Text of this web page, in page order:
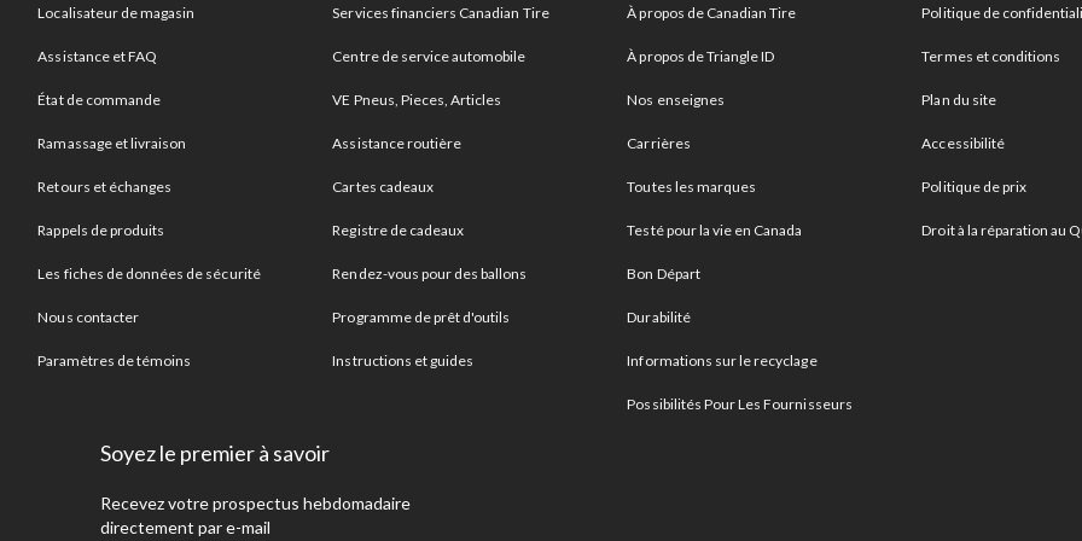
Localisateur de magasin
Assistance et FAQ
État de commande
Ramassage et livraison
Retours et échanges
Rappels de produits
Les fiches de données de sécurité
Nous contacter
Paramètres de témoins
Services financiers Canadian Tire
Centre de service automobile
VE Pneus, Pieces, Articles
Assistance routière
Cartes cadeaux
Registre de cadeaux
Rendez-vous pour des ballons
Programme de prêt d'outils
Instructions et guides
À propos de Canadian Tire
À propos de Triangle ID
Nos enseignes
Carrières
Toutes les marques
Testé pour la vie en Canada
Bon Départ
Durabilité
Informations sur le recyclage
Possibilités Pour Les Fournisseurs
Politique de
Termes et conditions
Plan du site
Accessibilité
Politique de prix
Droit à la réparation au
Soyez le premier à savoir
Recevez votre prospectus hebdomadaire
directement par e-mail